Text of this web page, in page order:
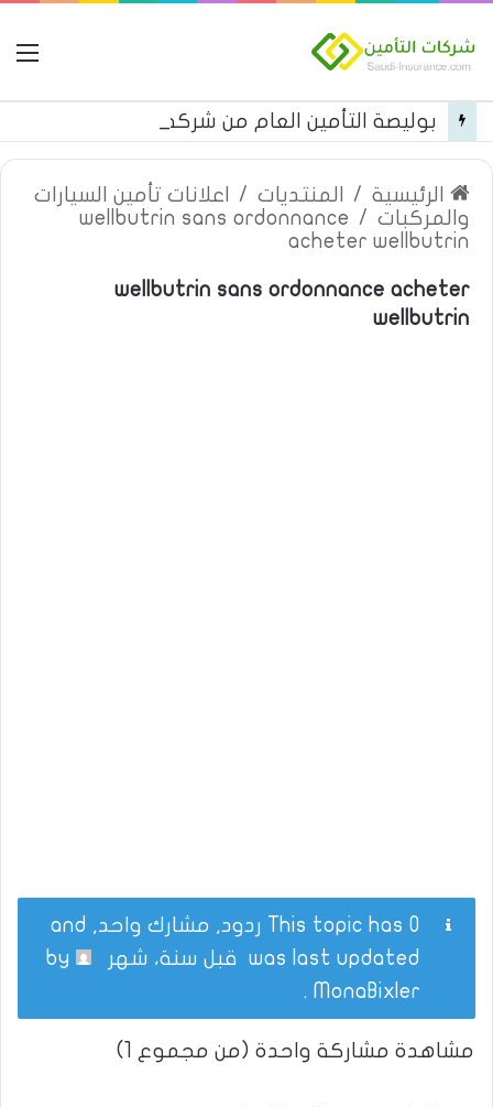
الرئيسية / المنتديات /
اعلانات تأمين السيارات
والمركبات /
wellbutrin sans ordonnance
acheter wellbutrin
wellbutrin sans ordonnance acheter
wellbutrin
This topic has 0 ردود, مشارك واحد, and
was last updated قبل سنة، شهر
MonaBixler
.
مشاهدة مشاركة واحدة (من مجموع 1)